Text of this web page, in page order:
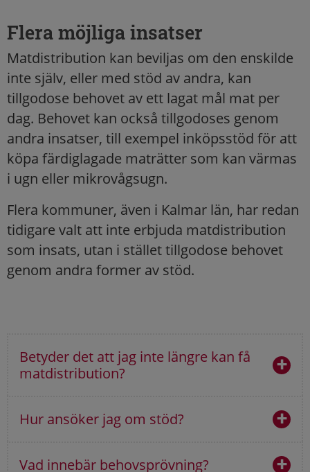
Flera möjliga insatser
Matdistribution kan beviljas om den enskilde
inte själv, eller med stöd av andra, kan
tillgodose behovet av ett lagat mål mat per
dag. Behovet kan också tillgodoses genom
andra insatser, till exempel inköpsstöd för att
köpa färdiglagade maträtter som kan värmas
i ugn eller mikrovågsugn.
Flera kommuner, även i Kalmar län, har redan
tidigare valt att inte erbjuda matdistribution
som insats, utan i stället tillgodose behovet
genom andra former av stöd.
Betyder det att jag inte längre kan få
matdistribution?
Hur ansöker jag om stöd?
Vad innebär behovsprövning?